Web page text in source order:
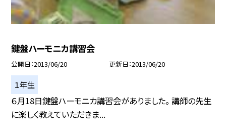
鍵盤ハーモニカ講習会
公開日 2013/06/20 更新日 2013/06/20
１年生
６月18日鍵盤ハーモニカ講習会がありました。 講師の先生
に楽しく教えていただきま...